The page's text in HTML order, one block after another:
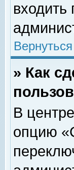
входить
» Как
В
опцию